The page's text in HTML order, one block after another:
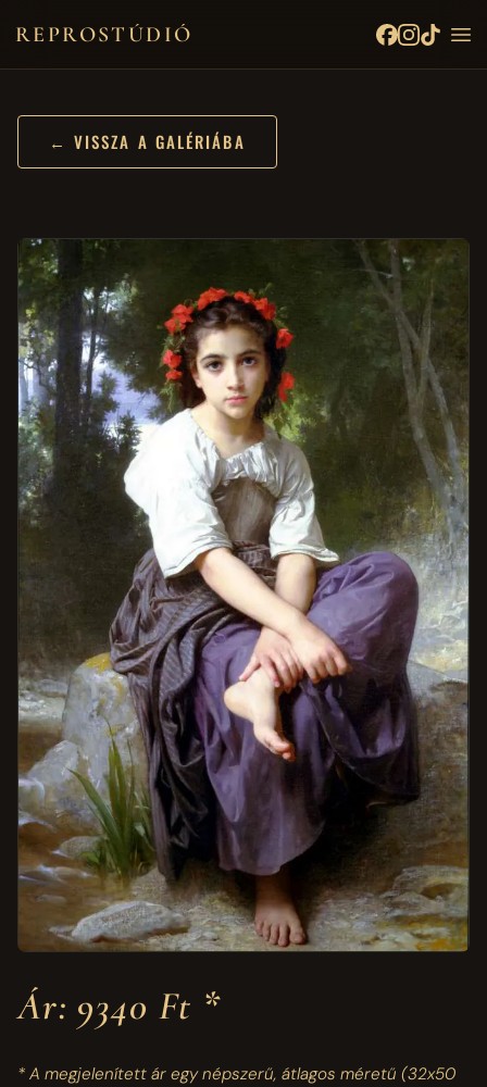
REPROSTÚDIÓ
← VISSZA A GALÉRIÁBA
Ár: 9340 Ft *
* A megjelenített ár egy népszerű, átlagos méretű (32x50